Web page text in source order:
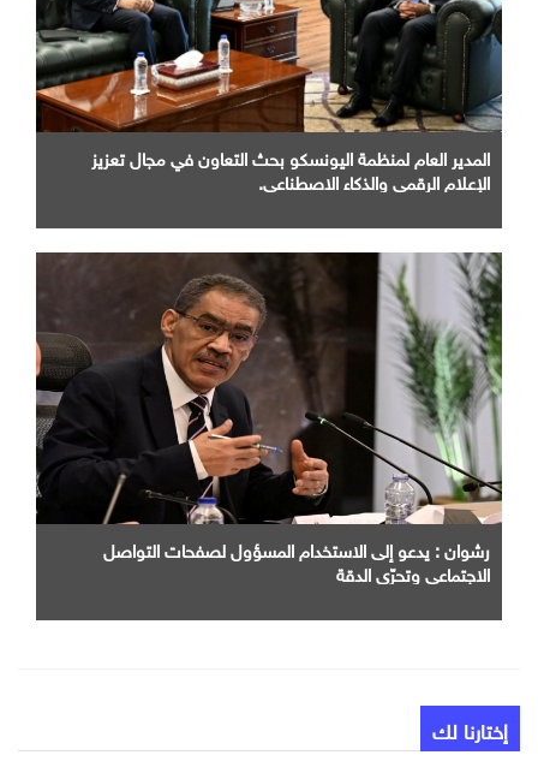
المدير العام لمنظمة اليونسكو بحث التعاون في مجال تعزيز
الإعلام الرقمي والذكاء الاصطناعي.
رشوان : يدعو إلى الاستخدام المسؤول لصفحات التواصل
الاجتماعي وتحرّي الدقة
إختارنا لك